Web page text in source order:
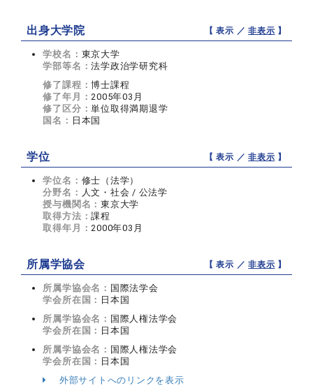
出身大学院 【 表示 ／非表示 】
学校名： 東京大学
学部等名：法学政治学研究科
修了課程：博士課程
修了年月：2005年03月
修了区分：単位取得満期退学
国名： 日本国
学位 【 表示 ／非表示 】
学位名： 修士（法学）
分野名： 人文・社会 / 公法学
授与機関名：東京大学
取得方法：課程
取得年月：2000年03月
所属学協会 【 表示 ／非表示 】
所属学協会名： 国際法学会
学会所在国： 日本国
所属学協会名： 国際人権法学会
学会所在国： 日本国
所属学協会名： 国際人権法学会
学会所在国： 日本国
外部サイトへのリンクを表示